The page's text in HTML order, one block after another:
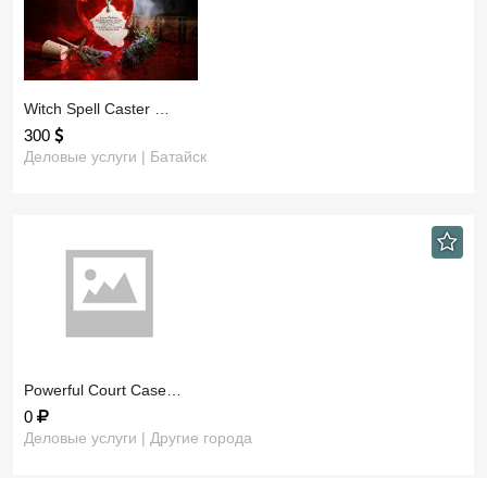
​Witch Spell Caster …
300
Деловые услуги | Батайск
​Powerful Court Case…
0
Деловые услуги | Другие города